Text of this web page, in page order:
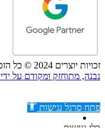
זכויות יוצרים 2024 © כל הזכויות שמורות ל- לקליק אין
נבנה, מתוחזק ומקודם על ידי Clickin360
פתח סרגל נגישות